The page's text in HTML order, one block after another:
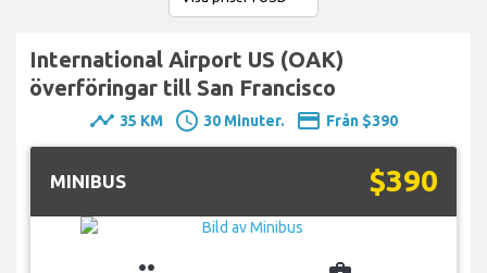
International Airport US (OAK)
överföringar till San Francisco
timeline 35 KM schedule 30 Minuter. payment Från $390
MINIBUS $390